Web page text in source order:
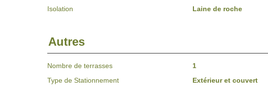
Isolation
Laine de roche
Autres
Nombre de terrasses
1
Type de Stationnement
Extérieur et couvert